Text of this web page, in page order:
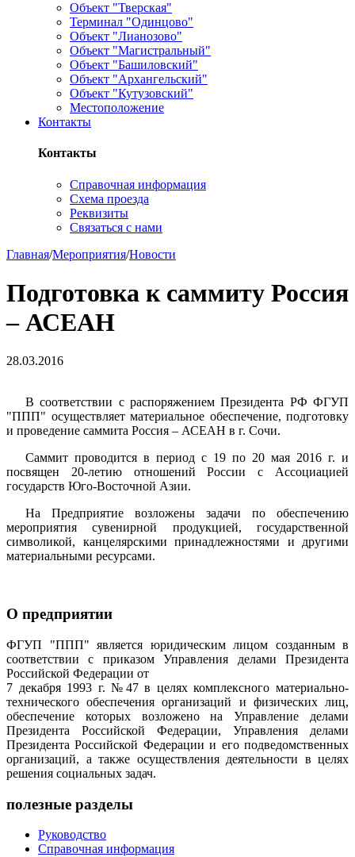
Объект "Тверская"
Терминал "Одинцово"
Объект "Лианозово"
Объект "Магистральный"
Объект "Башиловский"
Объект "Архангельский"
Объект "Кутузовский"
Местоположение
Контакты
Контакты
Справочная информация
Схема проезда
Реквизиты
Связаться с нами
Главная/Мероприятия/Новости
Подготовка к саммиту Россия
– АСЕАН
28.03.2016
В соответствии с распоряжением Президента РФ ФГУП
"ППП" осуществляет материальное обеспечение, подготовку
и проведение саммита Россия – АСЕАН в г. Сочи.
Саммит проводится в период с 19 по 20 мая 2016 г. и
посвящен 20-летию отношений России с Ассоциацией
государств Юго-Восточной Азии.
На Предприятие возложены задачи по обеспечению
мероприятия сувенирной продукцией, государственной
символикой, канцелярскими принадлежностями и другими
материальными ресурсами.
О предприятии
ФГУП "ППП" является юридическим лицом созданным в
соответствии с приказом Управления делами Президента
Российской Федерации от
7 декабря 1993 г. №47 в целях комплексного материально-
технического обеспечения организаций и физических лиц,
обеспечение которых возложено на Управление делами
Президента Российской Федерации, Управления делами
Президента Российской Федерации и его подведомственных
организаций, а также осуществления деятельности в целях
решения социальных задач.
полезные разделы
Руководство
Справочная информация